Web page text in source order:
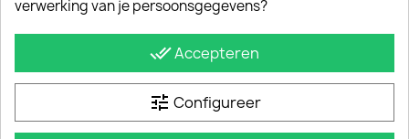
verwerking van je persoonsgegevens?
done_allAccepteren
tune Configureer